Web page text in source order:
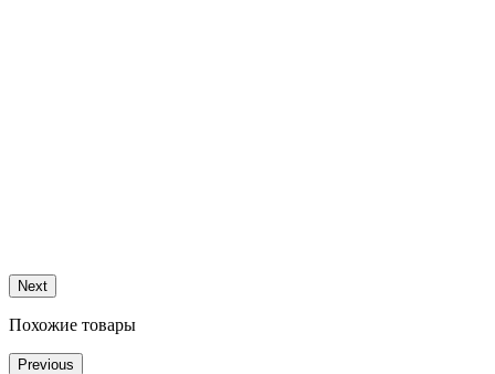
Next
Похожие товары
Previous